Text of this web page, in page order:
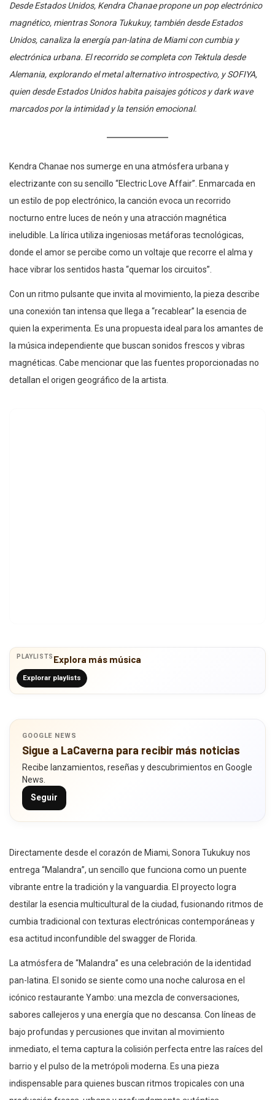
Desde Estados Unidos, Kendra Chanae propone un pop electrónico
magnético, mientras Sonora Tukukuy, también desde Estados
Unidos, canaliza la energía pan-latina de Miami con cumbia y
electrónica urbana. El recorrido se completa con Tektula desde
Alemania, explorando el metal alternativo introspectivo, y SOFIYA,
quien desde Estados Unidos habita paisajes góticos y dark wave
marcados por la intimidad y la tensión emocional.
Kendra Chanae nos sumerge en una atmósfera urbana y
electrizante con su sencillo “Electric Love Affair”. Enmarcada en
un estilo de pop electrónico, la canción evoca un recorrido
nocturno entre luces de neón y una atracción magnética
ineludible. La lírica utiliza ingeniosas metáforas tecnológicas,
donde el amor se percibe como un voltaje que recorre el alma y
hace vibrar los sentidos hasta “quemar los circuitos”.
Con un ritmo pulsante que invita al movimiento, la pieza describe
una conexión tan intensa que llega a “recablear” la esencia de
quien la experimenta. Es una propuesta ideal para los amantes de
la música independiente que buscan sonidos frescos y vibras
magnéticas. Cabe mencionar que las fuentes proporcionadas no
detallan el origen geográfico de la artista.
PLAYLISTS Explora más música
Explorar playlists
GOOGLE NEWS
Sigue a LaCaverna para recibir más noticias
Recibe lanzamientos, reseñas y descubrimientos en Google
News.
Seguir
Directamente desde el corazón de Miami, Sonora Tukukuy nos
entrega “Malandra”, un sencillo que funciona como un puente
vibrante entre la tradición y la vanguardia. El proyecto logra
destilar la esencia multicultural de la ciudad, fusionando ritmos de
cumbia tradicional con texturas electrónicas contemporáneas y
esa actitud inconfundible del swagger de Florida.
La atmósfera de “Malandra” es una celebración de la identidad
pan-latina. El sonido se siente como una noche calurosa en el
icónico restaurante Yambo: una mezcla de conversaciones,
sabores callejeros y una energía que no descansa. Con líneas de
bajo profundas y percusiones que invitan al movimiento
inmediato, el tema captura la colisión perfecta entre las raíces del
barrio y el pulso de la metrópoli moderna. Es una pieza
indispensable para quienes buscan ritmos tropicales con una